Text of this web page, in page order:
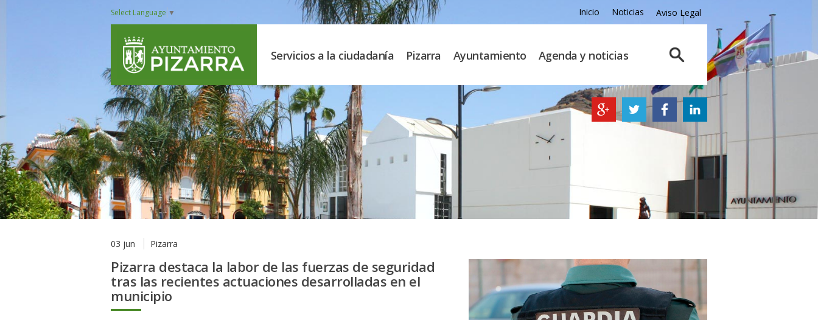
Select Language ▼ Inicio Noticias Aviso Legal
Agenda y noticias
Ayuntamiento
Pizarra
Servicios a la ciudadanía
03 jun Pizarra
Pizarra destaca la labor de las fuerzas de seguridad
tras las recientes actuaciones desarrolladas en el
municipio